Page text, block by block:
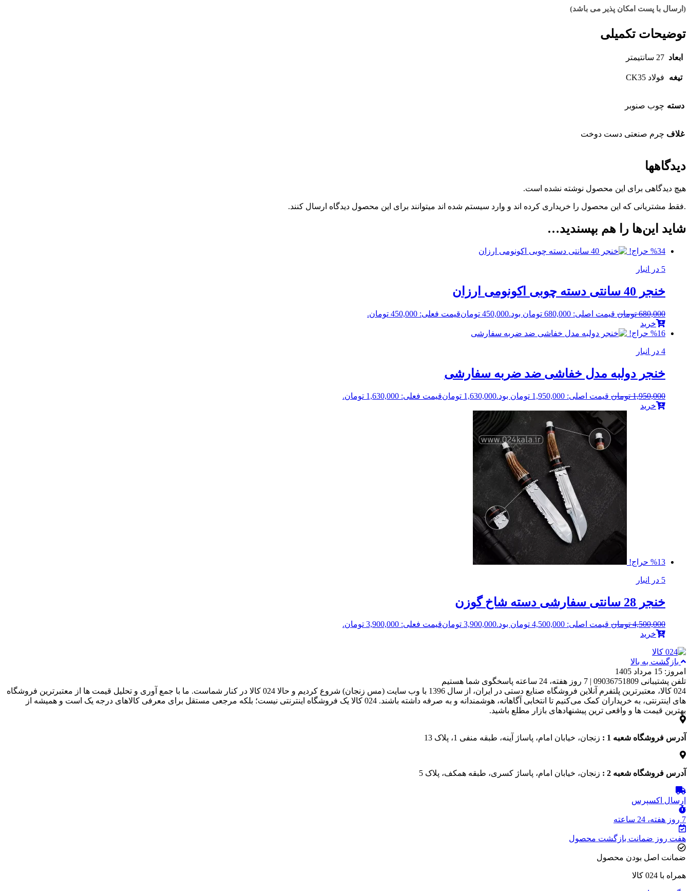
(ارسال با پست امکان پذیر می باشد)
توضیحات تکمیلی
ابعاد 27 سانتیمتر
تیغه فولاد CK35
دسته چوب صنوبر
غلاف چرم صنعتی دست دوخت
دیدگاهها
هیچ دیدگاهی برای این محصول نوشته نشده است.
.فقط مشتریانی که این محصول را خریداری کرده اند و وارد سیستم شده اند میتوانند برای این محصول دیدگاه ارسال کنند.
شاید این‌ها را هم بپسندید…
%34 حراج!
5 در انبار
خنجر 40 سانتی دسته چوبی اکونومی ارزان
680,000 تومان قیمت اصلی: 680,000 تومان بود. 450,000 تومانقیمت فعلی: 450,000 تومان.
خرید
%16 حراج!
4 در انبار
خنجر دولبه مدل خفاشی ضد ضربه سفارشی
1,950,000 تومان قیمت اصلی: 1,950,000 تومان بود. 1,630,000 تومانقیمت فعلی: 1,630,000 تومان.
خرید
%13 حراج!
5 در انبار
خنجر 28 سانتی سفارشی دسته شاخ گوزن
4,500,000 تومان قیمت اصلی: 4,500,000 تومان بود. 3,900,000 تومانقیمت فعلی: 3,900,000 تومان.
خرید
بازگشت به بالا
امروز: 15 مرداد 1405
تلفن پشتیبانی 09036751809 | 7 روز هفته، 24 ساعته پاسخگوی شما هستیم
024 کالا، معتبرترین پلتفرم آنلاین فروشگاه صنایع دستی در ایران، از سال 1396 با وب سایت (مس زنجان) شروع کردیم و حالا 024 کالا در کنار شماست. ما با جمع‌ آوری و تحلیل قیمت‌ ها از معتبرترین فروشگاه‌
های اینترنتی، به خریداران کمک می‌کنیم تا انتخابی آگاهانه، هوشمندانه و به‌ صرفه داشته باشند. 024 کالا یک فروشگاه اینترنتی نیست؛ بلکه مرجعی مستقل برای معرفی کالاهای درجه یک است و همیشه از
بهترین قیمت‌ ها و واقعی‌ ترین پیشنهادهای بازار مطلع باشید.
آدرس فروشگاه شعبه 1 : زنجان، خیابان امام، پاساژ آینه، طبقه منفی 1، پلاک 13
آدرس فروشگاه شعبه 2 : زنجان، خیابان امام، پاساژ کسری، طبقه همکف، پلاک 5
ارسال اکسپرس
7 روز هفته، 24 ساعته
هفت روز ضمانت بازگشت محصول
ضمانت اصل بودن محصول
همراه با 024 کالا